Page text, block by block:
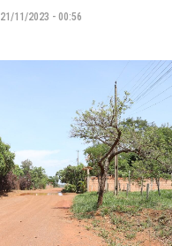
21/11/2023 - 00:56